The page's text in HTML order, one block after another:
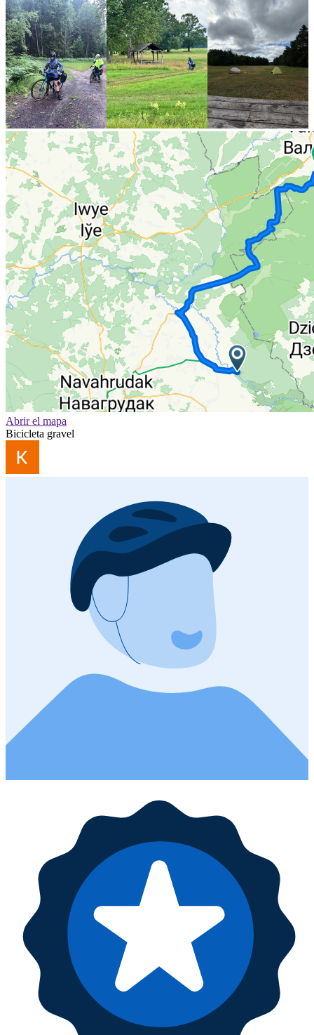
Abrir el mapa
Bicicleta gravel